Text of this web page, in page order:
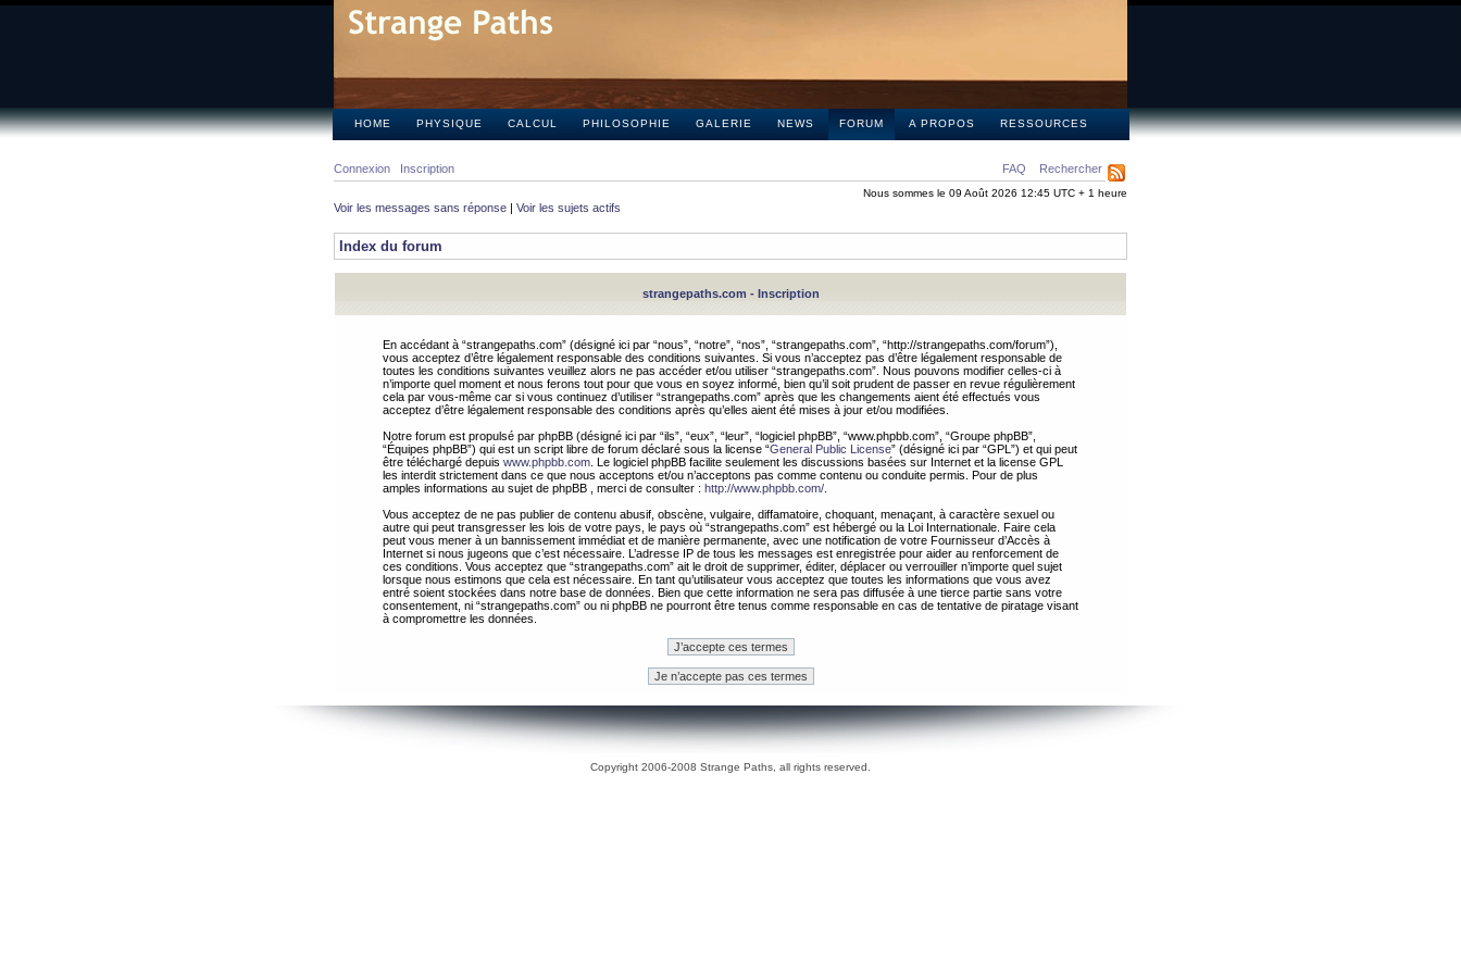
HOME PHYSIQUE CALCUL PHILOSOPHIE GALERIE NEWS FORUM A PROPOS RESSOURCES
FAQ Rechercher
Connexion Inscription
Nous sommes le 09 Août 2026 12:45 UTC + 1 heure
Voir les messages sans réponse | Voir les sujets actifs
Index du forum
strangepaths.com - Inscription
En accédant à “strangepaths.com” (désigné ici par “nous”, “notre”, “nos”, “strangepaths.com”, “http://strangepaths.com/forum”),
vous acceptez d’être légalement responsable des conditions suivantes. Si vous n’acceptez pas d’être légalement responsable de
toutes les conditions suivantes veuillez alors ne pas accéder et/ou utiliser “strangepaths.com”. Nous pouvons modifier celles-ci à
n’importe quel moment et nous ferons tout pour que vous en soyez informé, bien qu’il soit prudent de passer en revue régulièrement
cela par vous-même car si vous continuez d’utiliser “strangepaths.com” après que les changements aient été effectués vous
acceptez d’être légalement responsable des conditions après qu’elles aient été mises à jour et/ou modifiées.
Notre forum est propulsé par phpBB (désigné ici par “ils”, “eux”, “leur”, “logiciel phpBB”, “www.phpbb.com”, “Groupe phpBB”,
“Équipes phpBB”) qui est un script libre de forum déclaré sous la license “General Public License” (désigné ici par “GPL”) et qui peut
être téléchargé depuis www.phpbb.com . Le logiciel phpBB facilite seulement les discussions basées sur Internet et la license GPL
les interdit strictement dans ce que nous acceptons et/ou n’acceptons pas comme contenu ou conduite permis. Pour de plus
amples informations au sujet de phpBB , merci de consulter : http://www.phpbb.com/
Vous acceptez de ne pas publier de contenu abusif, obscène, vulgaire, diffamatoire, choquant, menaçant, à caractère sexuel ou
autre qui peut transgresser les lois de votre pays, le pays où “strangepaths.com” est hébergé ou la Loi Internationale. Faire cela
peut vous mener à un bannissement immédiat et de manière permanente, avec une notification de votre Fournisseur d’Accès à
Internet si nous jugeons que c’est nécessaire. L’adresse IP de tous les messages est enregistrée pour aider au renforcement de
ces conditions. Vous acceptez que “strangepaths.com” ait le droit de supprimer, éditer, déplacer ou verrouiller n’importe quel sujet
lorsque nous estimons que cela est nécessaire. En tant qu’utilisateur vous acceptez que toutes les informations que vous avez
entré soient stockées dans notre base de données. Bien que cette information ne sera pas diffusée à une tierce partie sans votre
consentement, ni “strangepaths.com” ou ni phpBB ne pourront être tenus comme responsable en cas de tentative de piratage visant
à compromettre les données.
Copyright 2006-2008 Strange Paths, all rights reserved.